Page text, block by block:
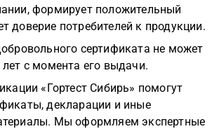
формирует положительный
доверие потребителей к продукции.
сертификата не может
с момента его выдачи.
«Гортест Сибирь» помогут
декларации и иные
Мы оформляем экспертные